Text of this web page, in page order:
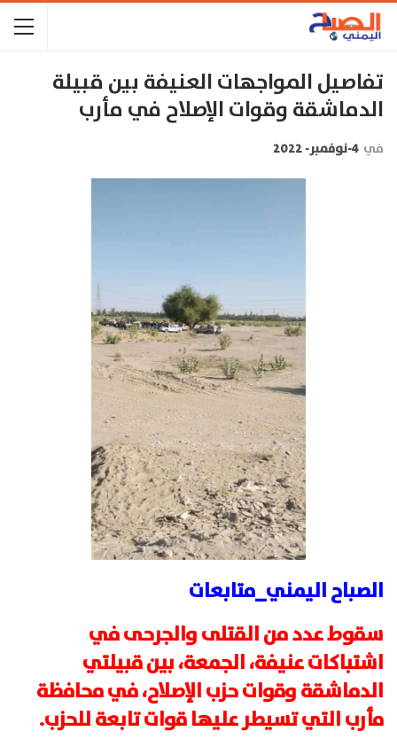
تفاصيل المواجهات العنيفة بين قبيلة
الدماشقة وقوات الإصلاح في مأرب
في 4-نوفمبر- 2022
الصباح اليمني_متابعات
سقوط عدد من القتلى والجرحى في
اشتباكات عنيفة، الجمعة، بين قبيلتي
الدماشقة وقوات حزب الإصلاح، في محافظة
مأرب التي تسيطر عليها قوات تابعة للحزب.